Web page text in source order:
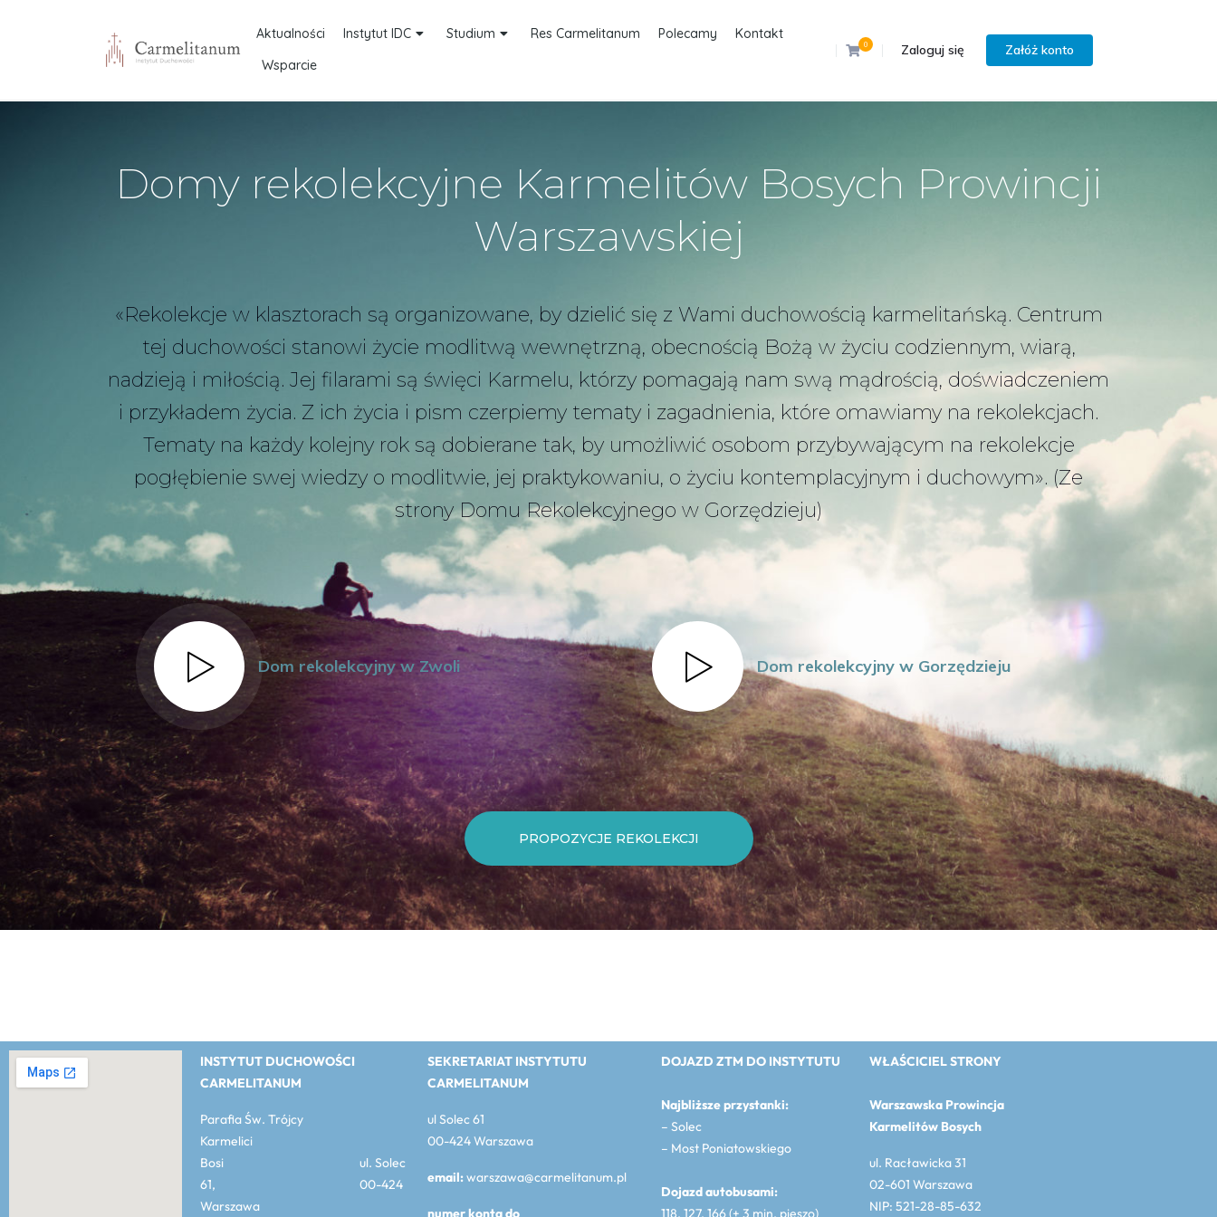
Aktualności Instytut IDC Studium Res Carmelitanum Polecamy
Kontakt
Wsparcie
0 Zaloguj się Załóż konto
Domy rekolekcyjne Karmelitów Bosych Prowincji
Warszawskiej
«Rekolekcje w klasztorach są organizowane, by dzielić się z Wami duchowością karmelitańską. Centrum
tej duchowości stanowi życie modlitwą wewnętrzną, obecnością Bożą w życiu codziennym, wiarą,
nadzieją i miłością. Jej filarami są święci Karmelu, którzy pomagają nam swą mądrością, doświadczeniem
i przykładem życia. Z ich życia i pism czerpiemy tematy i zagadnienia, które omawiamy na rekolekcjach.
Tematy na każdy kolejny rok są dobierane tak, by umożliwić osobom przybywającym na rekolekcje
pogłębienie swej wiedzy o modlitwie, jej praktykowaniu, o życiu kontemplacyjnym i duchowym». (Ze
strony Domu Rekolekcyjnego w Gorzędzieju)
Dom rekolekcyjny w Zwoli Dom rekolekcyjny w Gorzędzieju
PROPOZYCJE REKOLEKCJI
INSTYTUT DUCHOWOŚCI
CARMELITANUM
Parafia Św. Trójcy
Karmelici
Bosi ul. Solec
61, 00-424
Warszawa
SEKRETARIAT INSTYTUTU
CARMELITANUM
ul Solec 61
00-424 Warszawa
email:warszawa@carmelitanum.pl
numer konta do
DOJAZD ZTM DO INSTYTUTU
Najbliższe przystanki:
– Solec
– Most Poniatowskiego
Dojazd autobusami:
118, 127, 166 (+ 3 min. pieszo)
WŁAŚCICIEL STRONY
Warszawska Prowincja
Karmelitów Bosych
ul. Racławicka 31
02-601 Warszawa
NIP: 521-28-85-632